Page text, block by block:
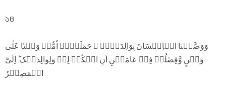
১৪
وَوَصَّیۡنَا الۡاِنۡسَانَ بِوَالِدَیۡہِ ۚ حَمَلَتۡہُ اُمُّہٗ وَہۡنًا عَلٰی
وَہۡنٍ وَّفِصٰلُہٗ فِیۡ عَامَیۡنِ اَنِ اشۡکُرۡ لِیۡ وَلِوَالِدَیۡکَ ؕ اِلَیَّ
الۡمَصِیۡرُ